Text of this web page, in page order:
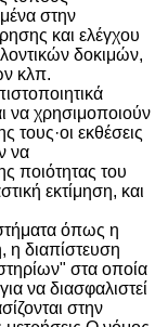
στην
και ελέγχου
δοκιμών,
κλπ.
να χρησιμοποιούν
τους·οι εκθέσεις
να
ποιότητας του
εκτίμηση, και
όπως η
η διαπίστευση
στα οποία
να διασφαλιστεί
στην